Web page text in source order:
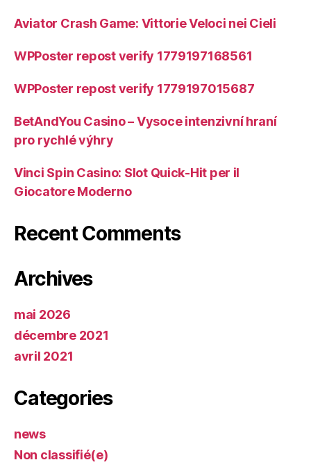
Aviator Crash Game: Vittorie Veloci nei Cieli
WPPoster repost verify 1779197168561
WPPoster repost verify 1779197015687
BetAndYou Casino – Vysoce intenzivní hraní
pro rychlé výhry
Vinci Spin Casino: Slot Quick‑Hit per il
Giocatore Moderno
Recent Comments
Archives
mai 2026
décembre 2021
avril 2021
Categories
news
Non classifié(e)